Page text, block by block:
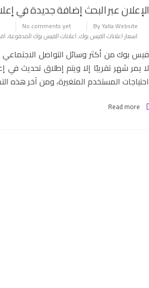
الإعلان عبر البحث إضافة جديدة في
By Yalla Website
No comments yet
اسعار اعلانات الفيس بوك,اعلانات الفيس بوك المدفوعة,
فيس بوك من أكثر وسائل التواصل الاجتماعي
لا يمر شهر تقريبًا إلا ويتم إطلاق تحديث
احتياجات المستخدم المتغيرة، ومن آخر هذه
Read more